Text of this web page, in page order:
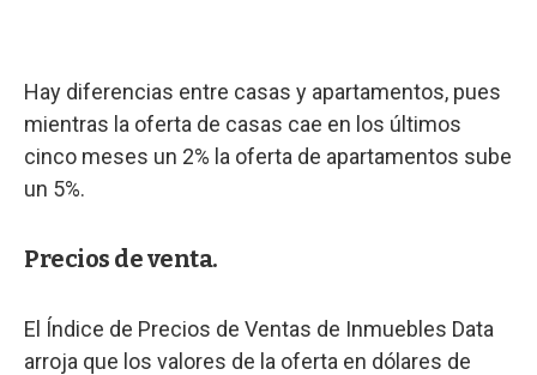
Hay diferencias entre casas y apartamentos, pues
mientras la oferta de casas cae en los últimos
cinco meses un 2% la oferta de apartamentos sube
un 5%.
Precios de venta.
El Índice de Precios de Ventas de Inmuebles Data
arroja que los valores de la oferta en dólares de